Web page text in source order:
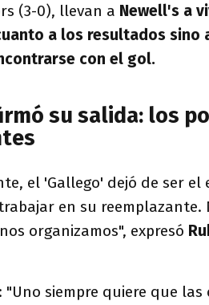
(3-0), llevan a Newell's a
a los resultados sino
con el gol.
su salida: los
el 'Gallego' dejó de ser
en su reemplazante.
organizamos", expresó
"Uno siempre quiere que las